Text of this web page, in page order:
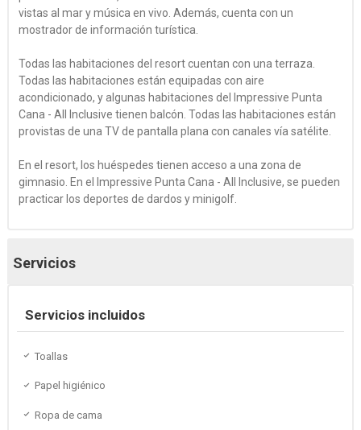
vistas al mar y música en vivo. Además, cuenta con un
mostrador de información turística.
Todas las habitaciones del resort cuentan con una terraza.
Todas las habitaciones están equipadas con aire
acondicionado, y algunas habitaciones del Impressive Punta
Cana - All Inclusive tienen balcón. Todas las habitaciones están
provistas de una TV de pantalla plana con canales vía satélite.
En el resort, los huéspedes tienen acceso a una zona de
gimnasio. En el Impressive Punta Cana - All Inclusive, se pueden
practicar los deportes de dardos y minigolf.
Servicios
Servicios incluidos
Toallas
Papel higiénico
Ropa de cama